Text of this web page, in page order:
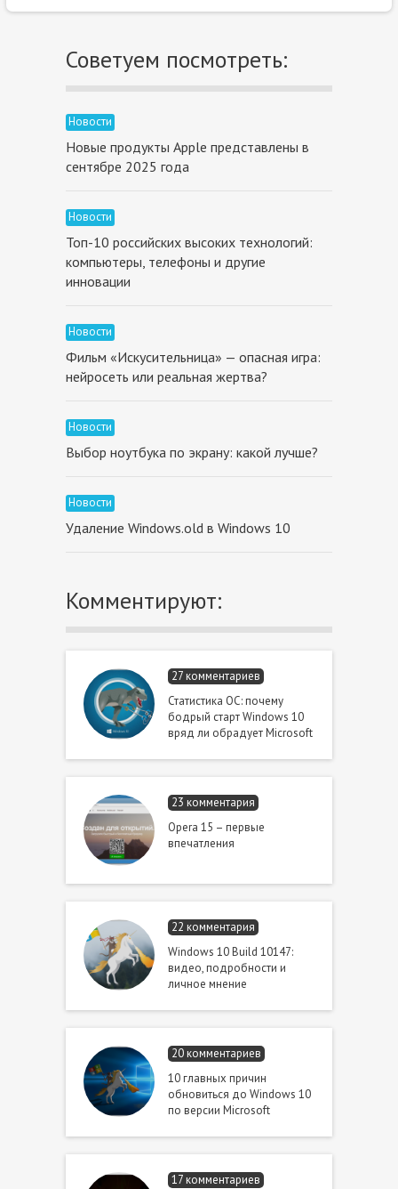
Советуем посмотреть:
Новости
Новые продукты Apple представлены в
сентябре 2025 года
Новости
Топ-10 российских высоких технологий:
компьютеры, телефоны и другие
инновации
Новости
Фильм «Искусительница» — опасная игра:
нейросеть или реальная жертва?
Новости
Выбор ноутбука по экрану: какой лучше?
Новости
Удаление Windows.old в Windows 10
Комментируют:
27 комментариев
Статистика ОС: почему
бодрый старт Windows 10
вряд ли обрадует Microsoft
23 комментария
Opera 15 – первые
впечатления
22 комментария
Windows 10 Build 10147:
видео, подробности и
личное мнение
20 комментариев
10 главных причин
обновиться до Windows 10
по версии Microsoft
17 комментариев